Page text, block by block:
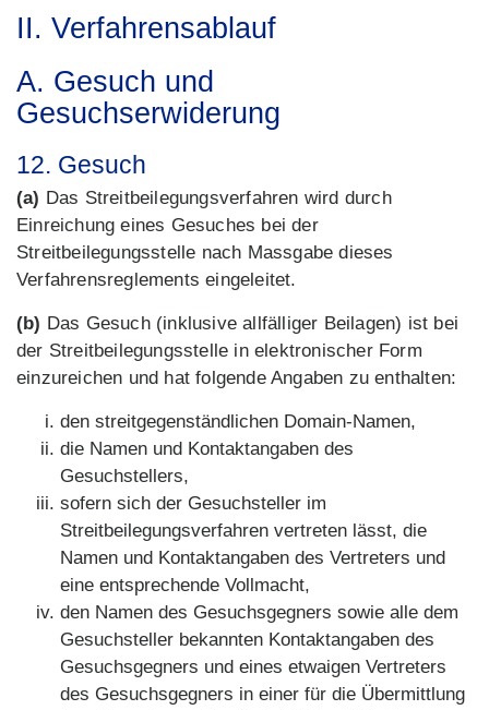
II. Verfahrensablauf
A. Gesuch und
Gesuchserwiderung
12. Gesuch
(a) Das Streitbeilegungsverfahren wird durch
Einreichung eines Gesuches bei der
Streitbeilegungsstelle nach Massgabe dieses
Verfahrensreglements eingeleitet.
(b) Das Gesuch (inklusive allfälliger Beilagen) ist bei
der Streitbeilegungsstelle in elektronischer Form
einzureichen und hat folgende Angaben zu enthalten:
den streitgegenständlichen Domain-Namen,
die Namen und Kontaktangaben des
Gesuchstellers,
sofern sich der Gesuchsteller im
Streitbeilegungsverfahren vertreten lässt, die
Namen und Kontaktangaben des Vertreters und
eine entsprechende Vollmacht,
den Namen des Gesuchsgegners sowie alle dem
Gesuchsteller bekannten Kontaktangaben des
Gesuchsgegners und eines etwaigen Vertreters
des Gesuchsgegners in einer für die Übermittlung